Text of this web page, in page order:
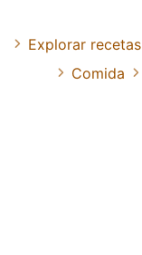
Explorar recetas
Comida